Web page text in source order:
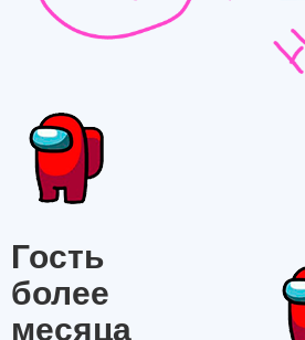
Гость
более
месяца